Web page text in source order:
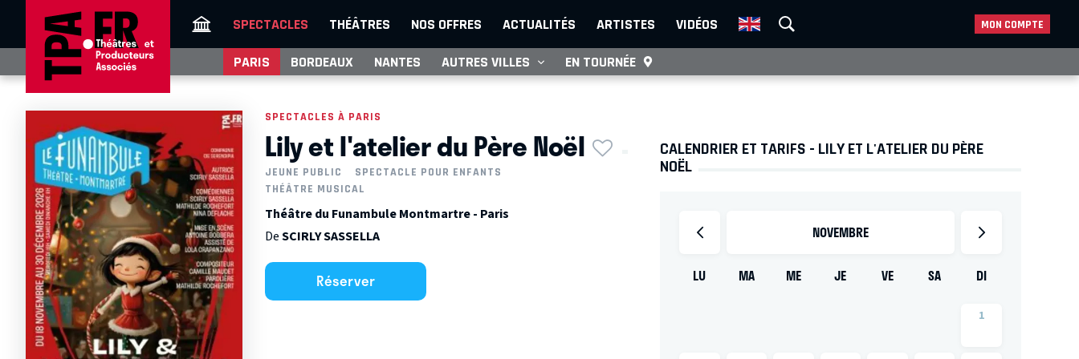
SPECTACLES THÉÂTRES NOS OFFRES ACTUALITÉS ARTISTES VIDÉOS MON COMPTE
PARIS BORDEAUX NANTES AUTRES VILLES EN TOURNÉE
SPECTACLES À PARIS
Lily et l'atelier du Père Noël
JEUNE PUBLIC
SPECTACLE POUR ENFANTS
THÉÂTRE MUSICAL
Théâtre du Funambule Montmartre - Paris
DeSCIRLY SASSELLA
Réserver
CALENDRIER ET TARIFS - LILY ET L'ATELIER DU PÈRE
NOËL
NOVEMBRE
LU MA ME JE VE SA DI
1